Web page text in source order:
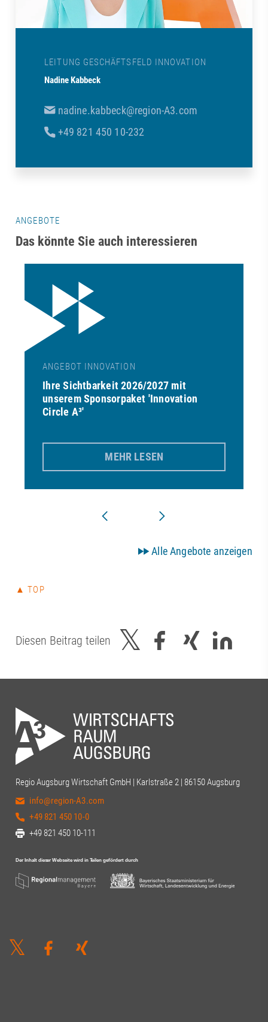
LEITUNG GESCHÄFTSFELD INNOVATION
Nadine Kabbeck
nadine.kabbeck@region-A3.com
+49 821 450 10-232
ANGEBOTE
Das könnte Sie auch interessieren
ANGEBOT INNOVATION
Ihre Sichtbarkeit 2026/2027 mit
unserem Sponsorpaket 'Innovation
Circle A³'
MEHR LESEN
Alle Angebote anzeigen
▲ TOP
Diesen Beitrag teilen
Regio Augsburg Wirtschaft GmbH | Karlstraße 2 | 86150 Augsburg
info@region-A3.com
+49 821 450 10-0
+49 821 450 10-111